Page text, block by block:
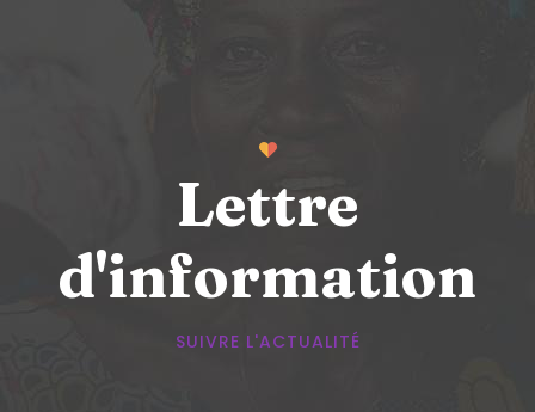
Lettre
d'information
SUIVRE L'ACTUALITÉ